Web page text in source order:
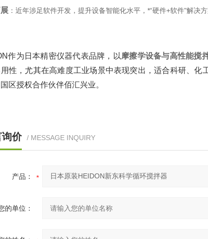
：近年涉足软件开发，提升设备智能化水平，*“硬件+软件"解决方
作为日本精密仪器代表品牌，以‌摩擦学设备与高性能搅
性，尤其在高难度工业场景中表现突出，适合科研、
区授权合作伙伴佰汇兴业‌。
价 / MESSAGE INQUIRY
产品：
的单位：